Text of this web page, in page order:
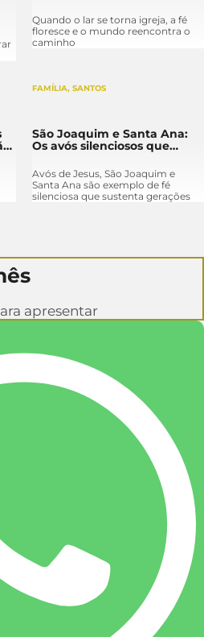
Quando o lar se torna igreja, a fé
floresce e o mundo reencontra o
caminho
FAMÍLIA, SANTOS
São Joaquim e Santa Ana:
Os avós silenciosos que
Avós de Jesus, São Joaquim e
Santa Ana são exemplo de fé
silenciosa que sustenta gerações
apresentar